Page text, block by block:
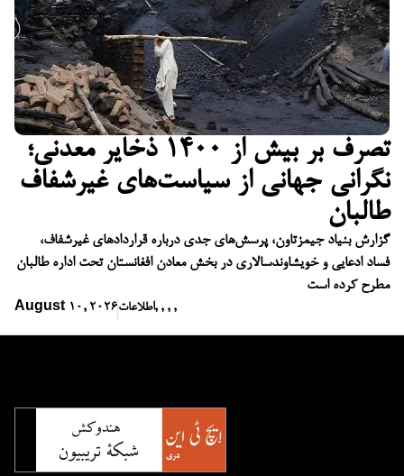
تصرف بر بیش از ۱۴۰۰ ذخایر معدنی؛
نگرانی جهانی از سیاست‌های غیرشفاف
طالبان
گزارش بنیاد جیمزتاون، پرسش‌های جدی درباره قراردادهای غیرشفاف،
فساد ادعایی و خویشاوندسالاری در بخش معادن افغانستان تحت اداره طالبان
مطرح کرده است
August 10, 2026اطلاعات, , , ,